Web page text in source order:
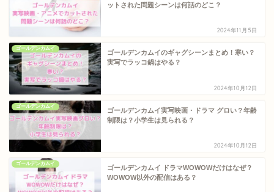
ットされた問題シーンは何話のどこ？
2024年11月5日
ゴールデンカムイ
ゴールデンカムイのギャグシーンまとめ！寒い？
実写でラッコ鍋はやる？
2024年10月12日
ゴールデンカムイ
ゴールデンカムイ実写映画・ドラマ グロい？年齢
制限は？小学生は見られる？
2024年10月12日
ゴールデンカムイ
ゴールデンカムイ ドラマWOWOWだけはなぜ？
WOWOW以外の配信はある？